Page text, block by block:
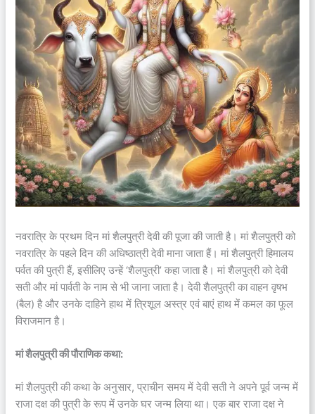
नवरात्रि के प्रथम दिन मां शैलपुत्री देवी की पूजा की जाती है। मां शैलपुत्री को
नवरात्रि के पहले दिन की अधिष्ठात्री देवी माना जाता हैं। मां शैलपुत्री हिमालय
पर्वत की पुत्री हैं, इसीलिए उन्हें ‘शैलपुत्री’ कहा जाता है। मां शैलपुत्री को देवी
सती और मां पार्वती के नाम से भी जाना जाता है। देवी शैलपुत्री का वाहन वृषभ
(बैल) है और उनके दाहिने हाथ में त्रिशूल अस्त्र एवं बाएं हाथ में कमल का फूल
विराजमान है।
मां शैलपुत्री की पौराणिक कथा:
मां शैलपुत्री की कथा के अनुसार, प्राचीन समय में देवी सती ने अपने पूर्व जन्म में
राजा दक्ष की पुत्री के रूप में उनके घर जन्म लिया था। एक बार राजा दक्ष ने